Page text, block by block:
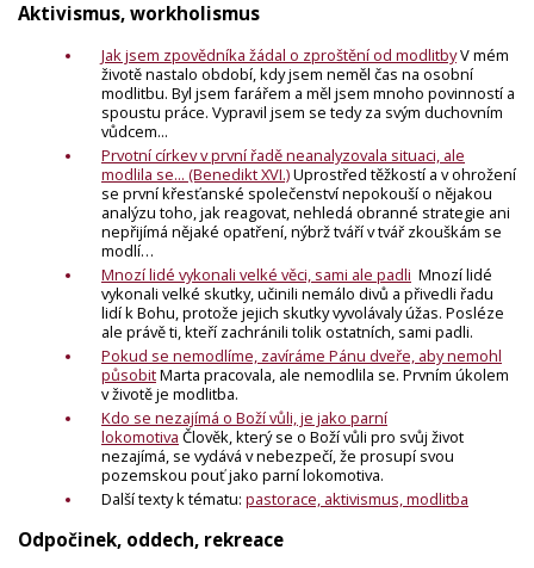
Aktivismus, workholismus
Jak jsem zpovědníka žádal o zproštění od modlitbyV mém
životě nastalo období, kdy jsem neměl čas na osobní
modlitbu. Byl jsem farářem a měl jsem mnoho povinností a
spoustu práce. Vypravil jsem se tedy za svým duchovním
vůdcem...
Prvotní církev v první řadě neanalyzovala situaci, ale
modlila se... (Benedikt XVI.)Uprostřed těžkostí a v ohrožení
se první křesťanské společenství nepokouší o nějakou
analýzu toho, jak reagovat, nehledá obranné strategie ani
nepřijímá nějaké opatření, nýbrž tváří v tvář zkouškám se
modlí…
Mnozí lidé vykonali velké věci, sami ale padli Mnozí lidé
vykonali velké skutky, učinili nemálo divů a přivedli řadu
lidí k Bohu, protože jejich skutky vyvolávaly úžas. Posléze
ale právě ti, kteří zachránili tolik ostatních, sami padli.
Pokud se nemodlíme, zavíráme Pánu dveře, aby nemohl
působitMarta pracovala, ale nemodlila se. Prvním úkolem
v životě je modlitba.
Kdo se nezajímá o Boží vůli, je jako parní
lokomotiva Člověk, který se o Boží vůli pro svůj život
nezajímá, se vydává v nebezpečí, že prosupí svou
pozemskou pouť jako parní lokomotiva.
Další texty k tématu: pastorace, aktivismus, modlitba
Odpočinek, oddech, rekreace